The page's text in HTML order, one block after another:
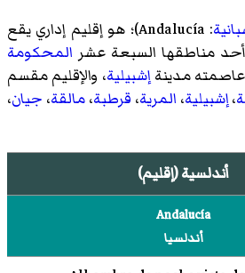
:
Andalucía)‏؛ هو إقليم إداري يقع
مناطقها السبعة عشر المحكومة
عاصمته مدينةإشبيلية، والإقليم مقسم
،إشبيلية، المرية، قرطبة،مالقة، جيان،
أندلسية (إقليم)
Andalucía
أندلسيا